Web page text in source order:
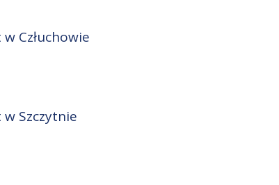
Człuchowie
Szczytnie